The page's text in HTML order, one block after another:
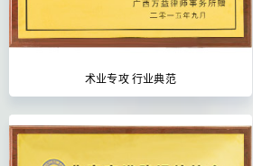
术业专攻 行业典范